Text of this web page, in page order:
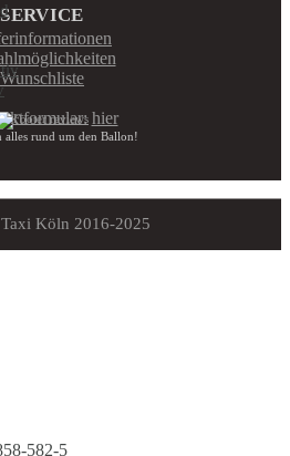
582-5
SERVICE
Wunschliste
hier
alles rund um den Ballon!
Köln 2016-2025